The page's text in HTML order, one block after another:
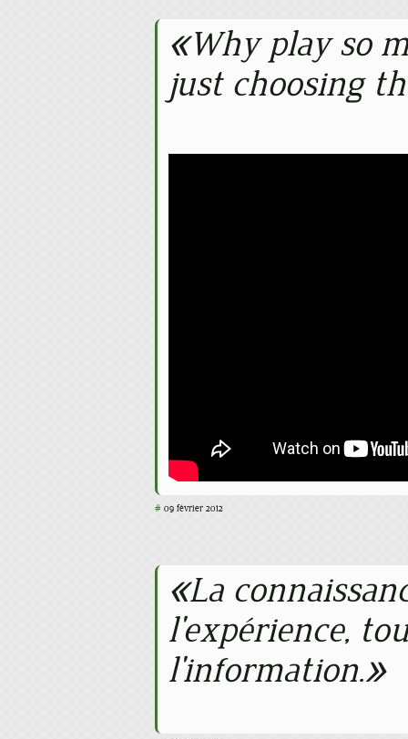
Why play so
just choosing
# 09 février 2012
La
l'expérience,
l'information.